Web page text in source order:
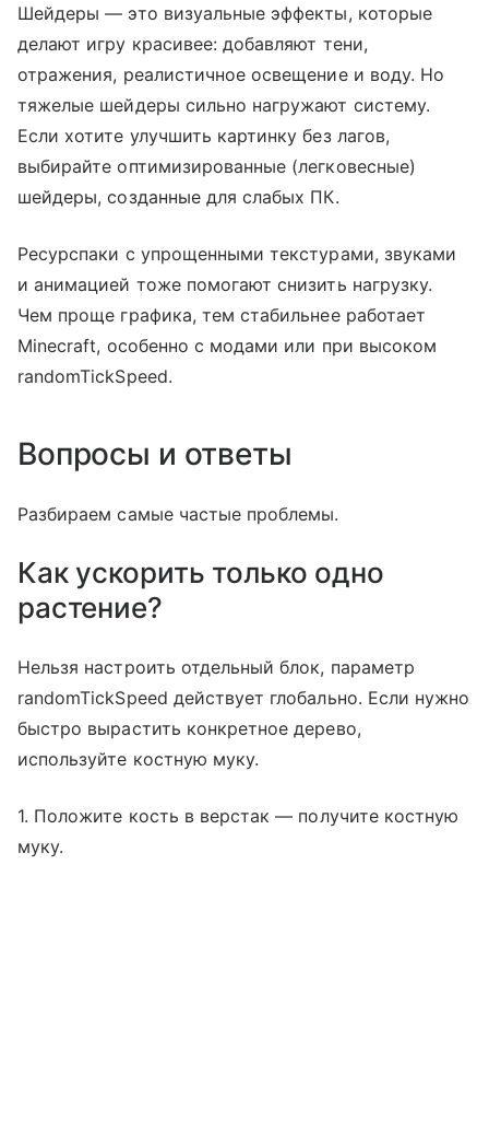
Шейдеры — это визуальные эффекты, которые
делают игру красивее: добавляют тени,
отражения, реалистичное освещение и воду. Но
тяжелые шейдеры сильно нагружают систему.
Если хотите улучшить картинку без лагов,
выбирайте оптимизированные (легковесные)
шейдеры, созданные для слабых ПК.
Ресурспаки с упрощенными текстурами, звуками
и анимацией тоже помогают снизить нагрузку.
Чем проще графика, тем стабильнее работает
Minecraft, особенно с модами или при высоком
randomTickSpeed.
Вопросы и ответы
Разбираем самые частые проблемы.
Как ускорить только одно
растение?
Нельзя настроить отдельный блок, параметр
randomTickSpeed действует глобально. Если нужно
быстро вырастить конкретное дерево,
используйте костную муку.
1. Положите кость в верстак — получите костную
муку.